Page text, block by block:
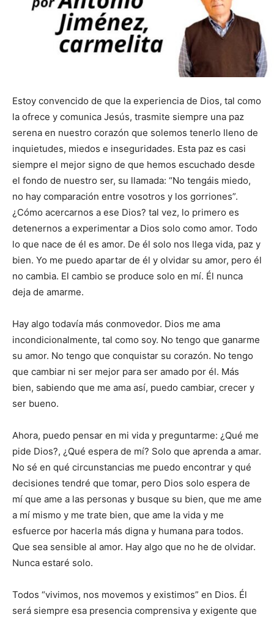
Estoy convencido de que la experiencia de Dios, tal como
la ofrece y comunica Jesús, trasmite siempre una paz
serena en nuestro corazón que solemos tenerlo lleno de
inquietudes, miedos e inseguridades. Esta paz es casi
siempre el mejor signo de que hemos escuchado desde
el fondo de nuestro ser, su llamada: “No tengáis miedo,
no hay comparación entre vosotros y los gorriones”.
¿Cómo acercarnos a ese Dios? tal vez, lo primero es
detenernos a experimentar a Dios solo como amor. Todo
lo que nace de él es amor. De él solo nos llega vida, paz y
bien. Yo me puedo apartar de él y olvidar su amor, pero él
no cambia. El cambio se produce solo en mí. Él nunca
deja de amarme.
Hay algo todavía más conmovedor. Dios me ama
incondicionalmente, tal como soy. No tengo que ganarme
su amor. No tengo que conquistar su corazón. No tengo
que cambiar ni ser mejor para ser amado por él. Más
bien, sabiendo que me ama así, puedo cambiar, crecer y
ser bueno.
Ahora, puedo pensar en mi vida y preguntarme: ¿Qué me
pide Dios?, ¿Qué espera de mí? Solo que aprenda a amar.
No sé en qué circunstancias me puedo encontrar y qué
decisiones tendré que tomar, pero Dios solo espera de
mí que ame a las personas y busque su bien, que me ame
a mí mismo y me trate bien, que ame la vida y me
esfuerce por hacerla más digna y humana para todos.
Que sea sensible al amor. Hay algo que no he de olvidar.
Nunca estaré solo.
Todos “vivimos, nos movemos y existimos” en Dios. Él
será siempre esa presencia comprensiva y exigente que